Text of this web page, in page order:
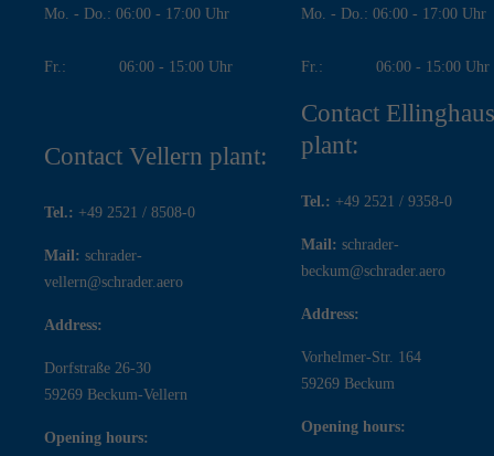
Mo. - Do.: 06:00 - 17:00 Uhr
Fr.: 06:00 - 15:00 Uhr
Contact Vellern plant:
Tel.: +49 2521 / 8508-0
Mail: schrader-
vellern@schrader.aero
Address:
Dorfstraße 26-30
59269 Beckum-Vellern
Opening hours:
Mo. - Do.: 06:00 - 17:00 Uhr
Fr.: 06:00 - 15:00 Uhr
Contact Ellinghaus
plant:
Tel.: +49 2521 / 9358-0
Mail: schrader-
beckum@schrader.aero
Address:
Vorhelmer-Str. 164
59269 Beckum
Opening hours: